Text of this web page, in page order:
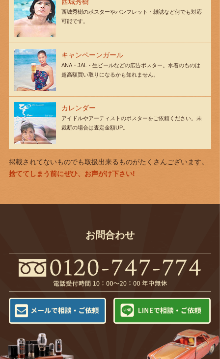
西城秀樹のポスターやパンフレット・雑誌など何でも対応
可能です。
キャンペーンガール
ANA・JAL・生ビールなどの広告ポスター。水着のものは
超高額買い取りになるかも知れません。
カレンダー
アイドルやアーティストのポスターをご依頼ください。未
裁断の場合は査定金額UP。
掲載されてないものでも取扱出来るものがたくさんございます。
捨ててしまう前にぜひ、お声がけ下さい!
お問合わせ